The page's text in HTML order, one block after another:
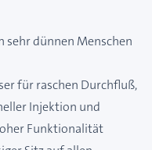
sehr dünnen Menschen
für raschen Durchfluß,
Injektion und
Funktionalität